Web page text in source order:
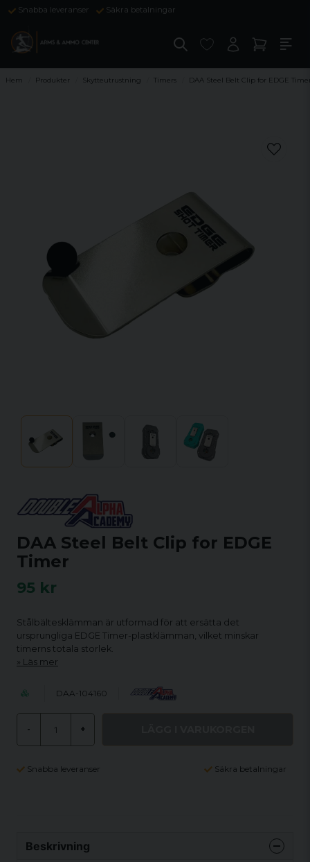
Snabba leveranser Säkra betalningar
Hem Produkter Skytteutrustning Timers DAA Steel Belt Clip for EDGE
DAA Steel Belt Clip for EDGE
Timer
95 kr
Stålbältesklämman är utformad för att ersätta det
ursprungliga EDGE Timer-plastklämman, vilket minskar
timerns totala storlek.
Läs mer
DAA-104160
- +
Snabba leveranser Säkra betalningar
Beskrivning